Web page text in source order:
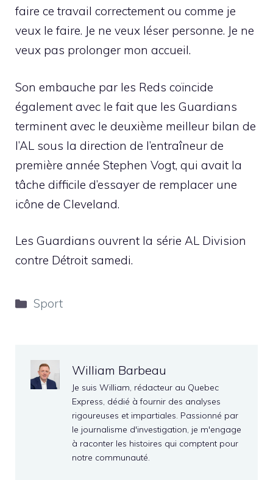
faire ce travail correctement ou comme je
veux le faire. Je ne veux léser personne. Je ne
veux pas prolonger mon accueil.
Son embauche par les Reds coïncide
également avec le fait que les Guardians
terminent avec le deuxième meilleur bilan de
l’AL sous la direction de l’entraîneur de
première année Stephen Vogt, qui avait la
tâche difficile d’essayer de remplacer une
icône de Cleveland.
Les Guardians ouvrent la série AL Division
contre Détroit samedi.
Catégories
Sport
William Barbeau
Je suis William, rédacteur au Quebec
Express, dédié à fournir des analyses
rigoureuses et impartiales. Passionné par
le journalisme d'investigation, je m'engage
à raconter les histoires qui comptent pour
notre communauté.